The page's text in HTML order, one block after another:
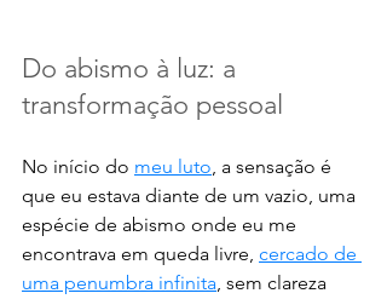
Do abismo à luz: a
transformação pessoal
No início do meu luto, a sensação é
que eu estava diante de um vazio, uma
espécie de abismo onde eu me
encontrava em queda livre, cercado de
uma penumbra infinita, sem clareza